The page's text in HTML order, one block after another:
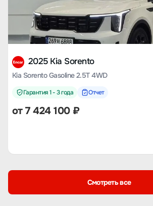
2025 Kia Sorento
Kia Sorento Gasoline 2.5T 4WD
Гарантия 1 - 3 года Отчет
от7 424 100₽
Смотреть все